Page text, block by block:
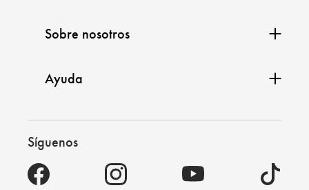
Sobre nosotros
Ayuda
Síguenos